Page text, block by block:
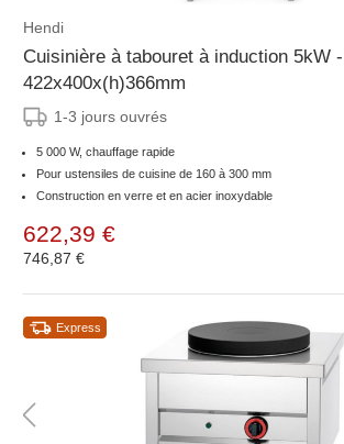
Hendi
Cuisinière à tabouret à induction 5kW
422x400x(h)366mm
1-3 jours ouvrés
5 000 W, chauffage rapide
Pour ustensiles de cuisine de 160 à 300 mm
Construction en verre et en acier inoxydable
622,39 €
746,87 €
Express